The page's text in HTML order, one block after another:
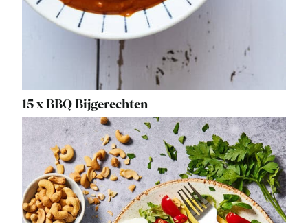
15 x BBQ Bijgerechten